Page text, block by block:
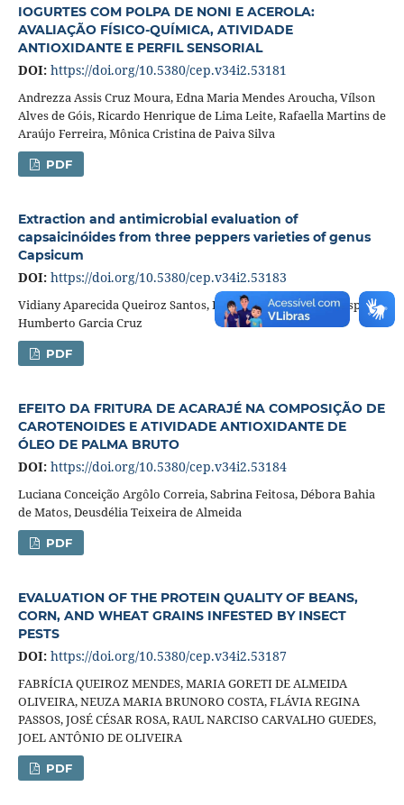
IOGURTES COM POLPA DE NONI E ACEROLA:
AVALIAÇÃO FÍSICO-QUÍMICA, ATIVIDADE
ANTIOXIDANTE E PERFIL SENSORIAL
DOI: https://doi.org/10.5380/cep.v34i2.53181
Andrezza Assis Cruz Moura, Edna Maria Mendes Aroucha, Vílson
Alves de Góis, Ricardo Henrique de Lima Leite, Rafaella Martins de
Araújo Ferreira, Mônica Cristina de Paiva Silva
PDF
Extraction and antimicrobial evaluation of
capsaicinóides from three peppers varieties of genus
Capsicum
DOI: https://doi.org/10.5380/cep.v34i2.53183
Vidiany Aparecida Queiroz Santos, Karin Martins Nunes, Crispin
Humberto Garcia Cruz
PDF
EFEITO DA FRITURA DE ACARAJÉ NA COMPOSIÇÃO DE
CAROTENOIDES E ATIVIDADE ANTIOXIDANTE DE
ÓLEO DE PALMA BRUTO
DOI: https://doi.org/10.5380/cep.v34i2.53184
Luciana Conceição Argôlo Correia, Sabrina Feitosa, Débora Bahia
de Matos, Deusdélia Teixeira de Almeida
PDF
EVALUATION OF THE PROTEIN QUALITY OF BEANS,
CORN, AND WHEAT GRAINS INFESTED BY INSECT
PESTS
DOI: https://doi.org/10.5380/cep.v34i2.53187
FABRÍCIA QUEIROZ MENDES, MARIA GORETI DE ALMEIDA
OLIVEIRA, NEUZA MARIA BRUNORO COSTA, FLÁVIA REGINA
PASSOS, JOSÉ CÉSAR ROSA, RAUL NARCISO CARVALHO GUEDES,
JOEL ANTÔNIO DE OLIVEIRA
PDF